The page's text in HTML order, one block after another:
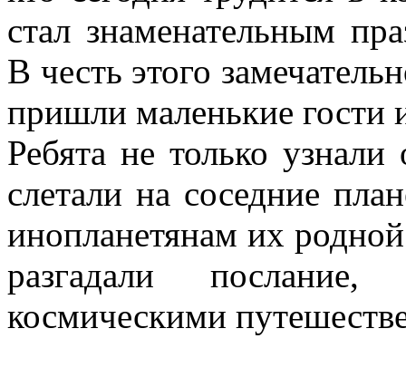
стал знаменательным
В честь этого
пришли маленькие гости
Ребята не только
слетали на соседние
инопланетянам их
разгадали
космическими